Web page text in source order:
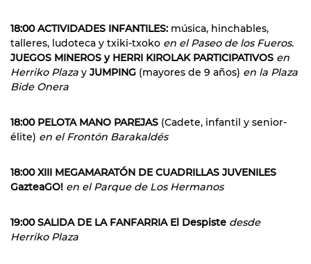
18:00 ACTIVIDADES INFANTILES: música, hinchables,
talleres, ludoteca y txiki-txoko en el Paseo de los Fueros.
JUEGOS MINEROS y HERRI KIROLAK PARTICIPATIVOS en
Herriko Plaza y JUMPING (mayores de 9 años) en la Plaza
Bide Onera
18:00 PELOTA MANO PAREJAS (Cadete, infantil y senior-
élite) en el Frontón Barakaldés
18:00 XIII MEGAMARATÓN DE CUADRILLAS JUVENILES
GazteaGO! en el Parque de Los Hermanos
19:00 SALIDA DE LA FANFARRIA El Despiste desde
Herriko Plaza